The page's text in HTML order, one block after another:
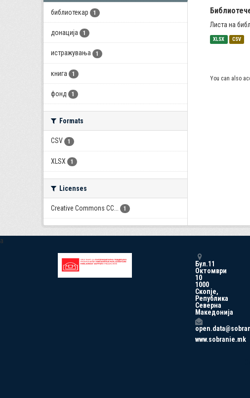
библиотекар 1
донација 1
истражувања 1
книга 1
фонд 1
Formats
CSV 1
XLSX 1
Licenses
Creative Commons CC... 1
Листа на
XLSX CSV
You can also
a
Бул.11
Октомври
10
1000
Скопје,
Република
Северна
Македонија
www.sobranie.mk